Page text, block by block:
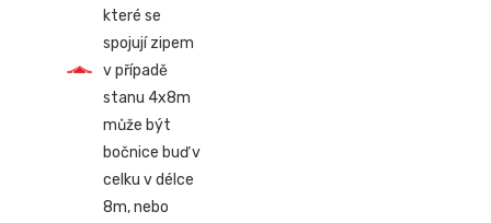
které se
spojují zipem
v případě
stanu 4x8m
může být
bočnice buď v
celku v délce
8m, nebo